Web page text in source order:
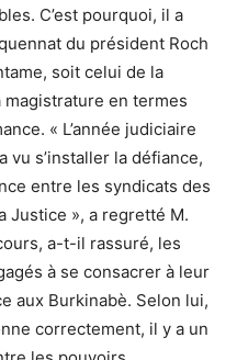
C’est pourquoi, il a
du président Roch
soit celui de la
en termes
« L’année judiciaire
vu s’installer la défiance,
entre les syndicats des
Justice », a regretté M.
a-t-il rassuré, les
à se consacrer à leur
aux Burkinabè. Selon lui,
correctement, il y a un